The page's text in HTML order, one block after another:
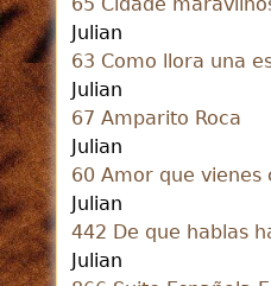
Julian
63 Como llora una
Julian
67 Amparito Roca
Julian
60 Amor que vienes
Julian
442 De que hablas
Julian